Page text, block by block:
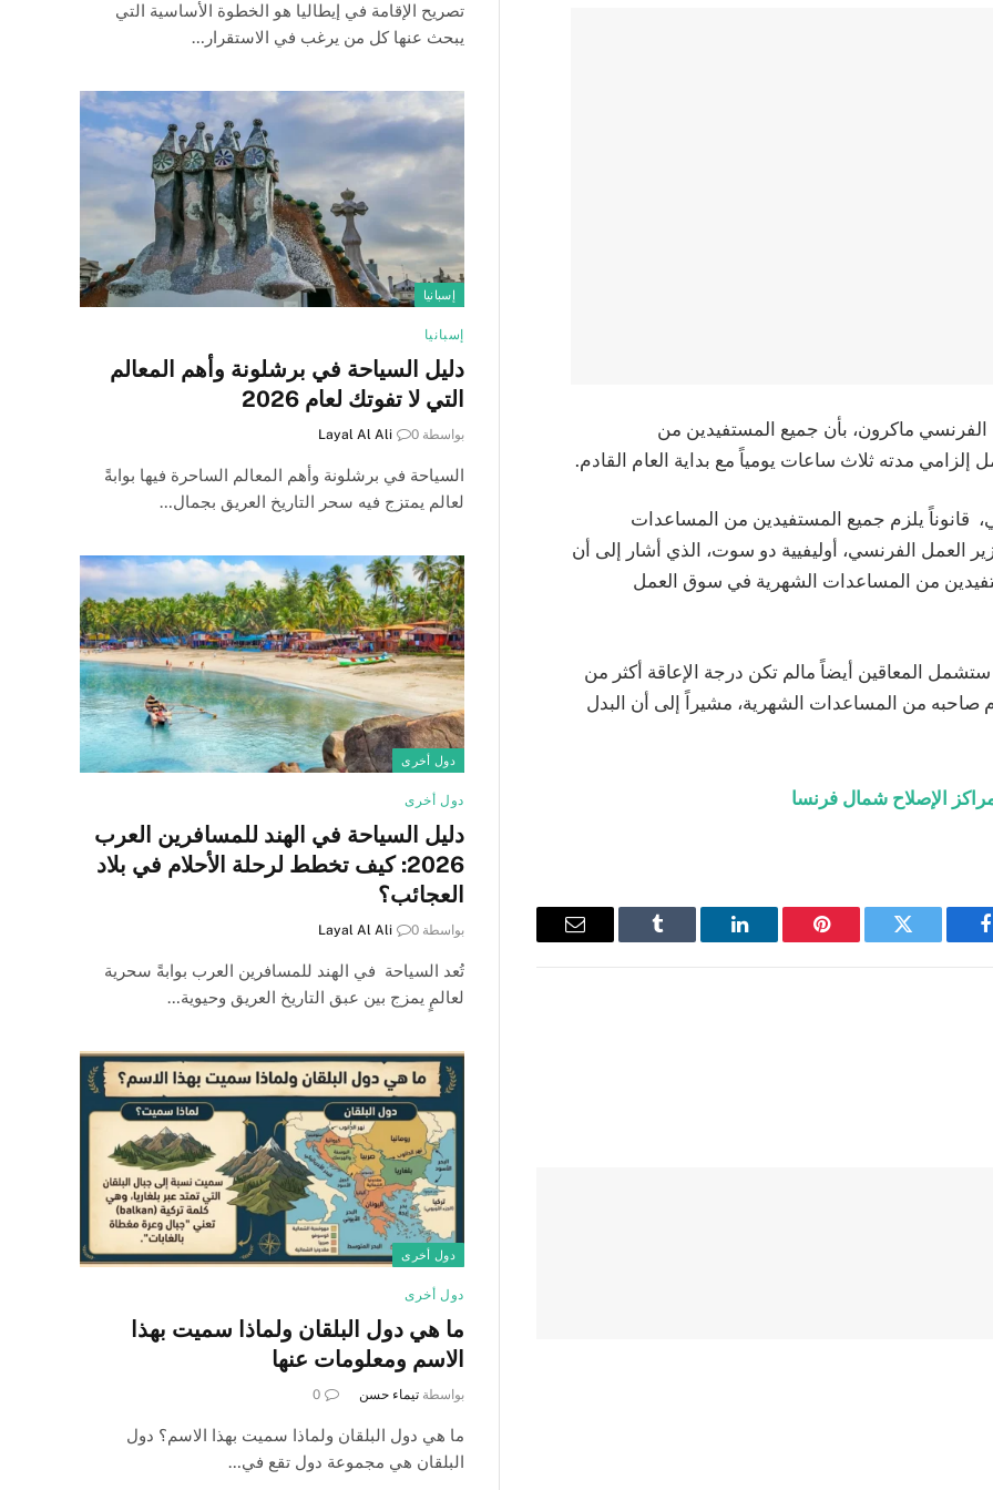
ماكرون، بأن جميع المستفيدين من
قانوناً يلزم جميع المستفيدين من المساعدات
العمل الفرنسي، أوليفيية دو سوت، الذي أشار إلى أن
من المساعدات الشهرية في سوق العمل
المعاقين أيضاً مالم تكن درجة الإعاقة أكثر من
صاحبه من المساعدات الشهرية، مشيراً إلى أن البدل
الإصلاح شمال فرنسا
فيسبوك تويتر بينتيريستلينكدإن Tumblr
البريد
تصريح الإقامة في إيطاليا هو الخطوة الأساسية التي
يبحث عنها كل من يرغب في الاستقرار…
إسبانيا
إسبانيا
دليل السياحة في برشلونة وأهم المعالم
التي لا تفوتك لعام 2026
بواسطة Layal Al Ali 0
السياحة في برشلونة وأهم المعالم الساحرة فيها بوابةً
لعالم يمتزج فيه سحر التاريخ العريق بجمال…
دول أخرى
دول أخرى
دليل السياحة في الهند للمسافرين العرب
2026: كيف تخطط لرحلة الأحلام في بلاد
العجائب؟
بواسطة Layal Al Ali 0
تُعد السياحة في الهند للمسافرين العرب بوابةً سحرية
لعالمٍ يمزج بين عبق التاريخ العريق وحيوية…
دول أخرى
دول أخرى
ما هي دول البلقان ولماذا سميت بهذا
الاسم ومعلومات عنها
بواسطة تيماء حسن 0
ما هي دول البلقان ولماذا سميت بهذا الاسم؟ دول
البلقان هي مجموعة دول تقع في…